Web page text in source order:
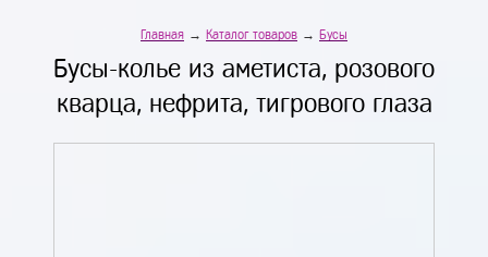
Главная → Каталог товаров → Бусы
Бусы-колье из аметиста, розового
кварца, нефрита, тигрового глаза